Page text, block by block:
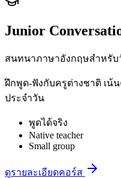
Junior
สนทนาภาษาอังกฤษสำหรับ
ฝึกพูด-ฟังกับครูต่างชาติ เน้
ประจำวัน
พูดได้จริง
Native teacher
Small group
ดูรายละเอียดคอร์ส